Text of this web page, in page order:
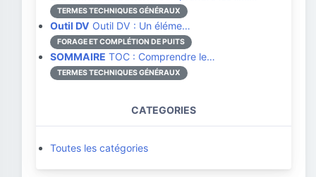
TERMES TECHNIQUES GÉNÉRAUX
Outil DV Outil DV : Un éléme…
FORAGE ET COMPLÉTION DE PUITS
SOMMAIRE TOC : Comprendre le…
TERMES TECHNIQUES GÉNÉRAUX
CATEGORIES
Toutes les catégories